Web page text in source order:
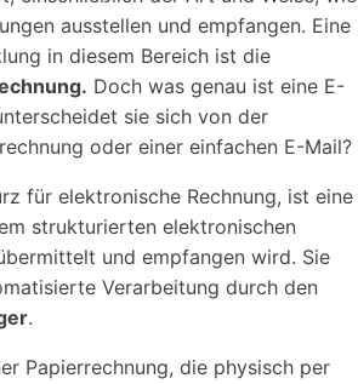
Auszug
ausstellen und empfangen. Eine
in diesem Bereich ist die
Doch was genau ist eine E-
sie sich von der
oder einer einfachen E-Mail?
für elektronische Rechnung, ist eine
strukturierten elektronischen
und empfangen wird. Sie
Verarbeitung durch den
.
Papierrechnung, die physisch per